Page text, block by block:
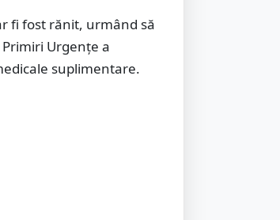
fi fost rănit, urmând să
Urgențe a
suplimentare.